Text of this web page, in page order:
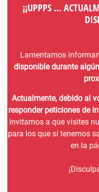
¡¡UPPPS ...
Lamentamos
disponible durante
Actualmente, debido al
responder peticiones de
invitamos a que visites
para los que sí tenemos
en la